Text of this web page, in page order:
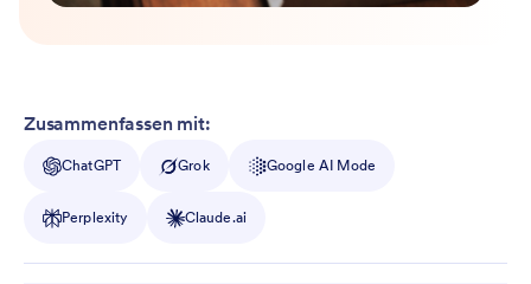
Zusammenfassen mit:
ChatGPT Grok Google AI Mode
Perplexity Claude.ai